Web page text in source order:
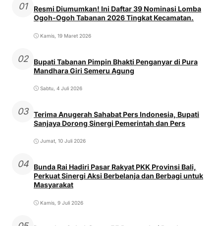
01
Resmi Diumumkan! Ini Daftar 39 Nominasi Lomba
Ogoh-Ogoh Tabanan 2026 Tingkat Kecamatan.
Kamis, 19 Maret 2026
02
Bupati Tabanan Pimpin Bhakti Penganyar di Pura
Mandhara Giri Semeru Agung
Sabtu, 4 Juli 2026
03
Terima Anugerah Sahabat Pers Indonesia, Bupati
Sanjaya Dorong Sinergi Pemerintah dan Pers
Jumat, 10 Juli 2026
04
Bunda Rai Hadiri Pasar Rakyat PKK Provinsi Bali,
Perkuat Sinergi Aksi Berbelanja dan Berbagi untuk
Masyarakat
Kamis, 9 Juli 2026